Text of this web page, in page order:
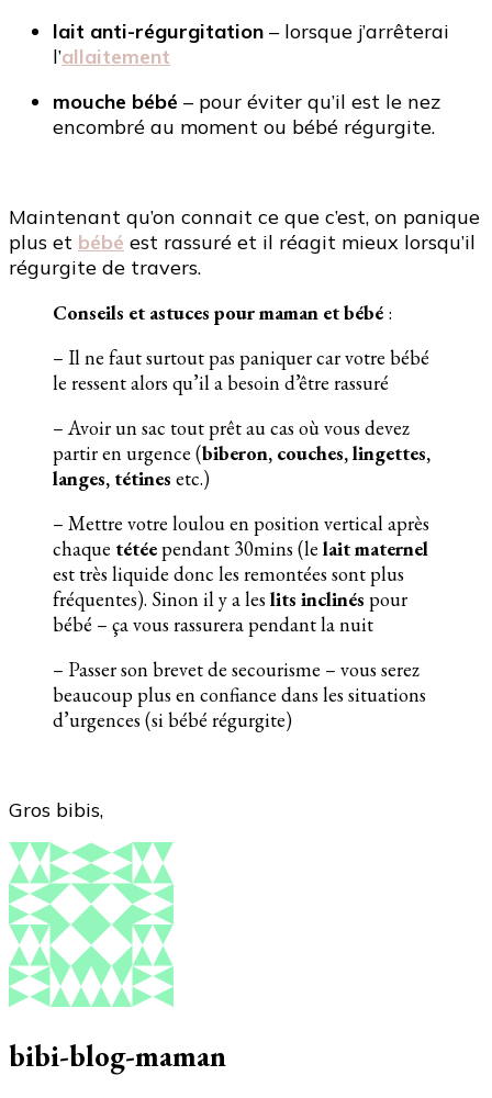
lait anti-régurgitation – lorsque j’arrêterai
l’allaitement
mouche bébé – pour éviter qu’il est le nez
encombré au moment ou bébé régurgite.
Maintenant qu’on connait ce que c’est, on panique
plus et bébé est rassuré et il réagit mieux lorsqu’il
régurgite de travers.
Conseils et astuces pour maman et bébé :
– Il ne faut surtout pas paniquer car votre bébé
le ressent alors qu’il a besoin d’être rassuré
– Avoir un sac tout prêt au cas où vous devez
partir en urgence (biberon, couches, lingettes,
langes, tétines etc.)
– Mettre votre loulou en position vertical après
chaque tétéependant 30mins (le lait maternel
est très liquide donc les remontées sont plus
fréquentes). Sinon il y a les lits inclinés pour
bébé – ça vous rassurera pendant la nuit
– Passer son brevet de secourisme – vous serez
beaucoup plus en confiance dans les situations
d’urgences (si bébé régurgite)
Gros bibis,
bibi-blog-maman